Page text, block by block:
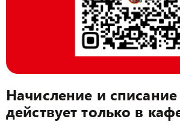
Начисление и
действует только в